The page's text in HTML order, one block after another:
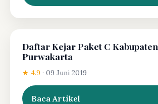
Daftar Kejar Paket C Kabupaten
Purwakarta
★ 4.9 · 09 Juni 2019
Baca Artikel